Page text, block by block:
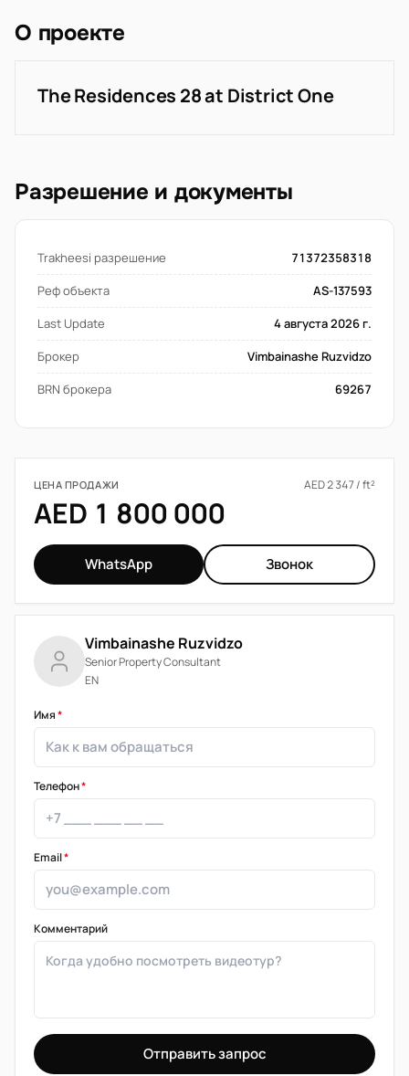
О проекте
The Residences 28 at District One
Разрешение и документы
Trakheesi разрешение
71372358318
Реф объекта
AS-137593
Last Update
4 августа 2026 г.
Брокер
Vimbainashe Ruzvidzo
BRN брокера
69267
ЦЕНА ПРОДАЖИ AED 2 347 / ft²
AED 1 800 000
WhatsApp Звонок
Vimbainashe Ruzvidzo
Senior Property Consultant
EN
Имя*
Телефон*
Email*
Комментарий
Отправить запрос